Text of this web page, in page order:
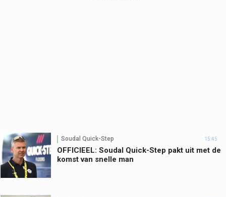
Soudal Quick-Step 15:45
OFFICIEEL: Soudal Quick-Step pakt uit met de
komst van snelle man